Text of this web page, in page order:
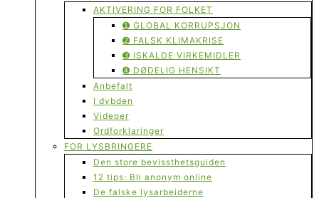
AKTIVERING FOR FOLKET
➊ GLOBAL KORRUPSJON
➋ FALSK KLIMAKRISE
➌ ISKALDE VIRKEMIDLER
➍ DØDELIG HENSIKT
Anbefalt
I dybden
Videoer
Ordforklaringer
FOR LYSBRINGERE
Den store bevissthetsguiden
12 tips: Bli anonym online
De falske lysarbeiderne